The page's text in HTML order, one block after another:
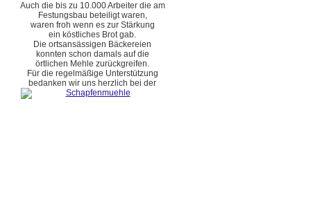
Auch die bis zu 10.000 Arbeiter die am
Festungsbau beteiligt waren,
waren froh wenn es zur Stärkung
ein köstliches Brot gab.
Die ortsansässigen Bäckereien
konnten schon damals auf die
örtlichen Mehle zurückgreifen.
Für die regelmäßige Unterstützung
bedanken wir uns herzlich bei der